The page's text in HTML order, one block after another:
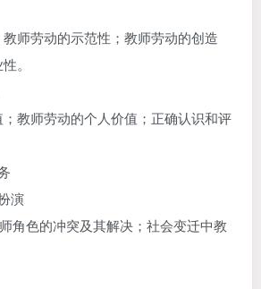
师劳动的示范性；教师劳动的创造
。
教师劳动的个人价值；正确认识和评
演
角色的冲突及其解决；社会变迁中教